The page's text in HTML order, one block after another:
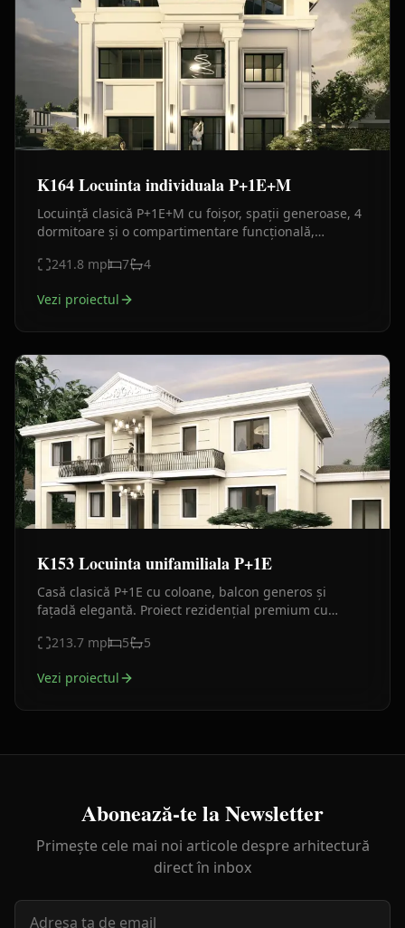
K164 Locuinta individuala P+1E+M
Locuință clasică P+1E+M cu foișor, spații generoase, 4
dormitoare și o compartimentare funcțională,
241.8 mp 7 4
Vezi proiectul
K153 Locuinta unifamiliala P+1E
Casă clasică P+1E cu coloane, balcon generos și
fațadă elegantă. Proiect rezidențial premium cu
213.7 mp 5 5
Vezi proiectul
Abonează-te la Newsletter
Primește cele mai noi articole despre arhitectură
direct în inbox